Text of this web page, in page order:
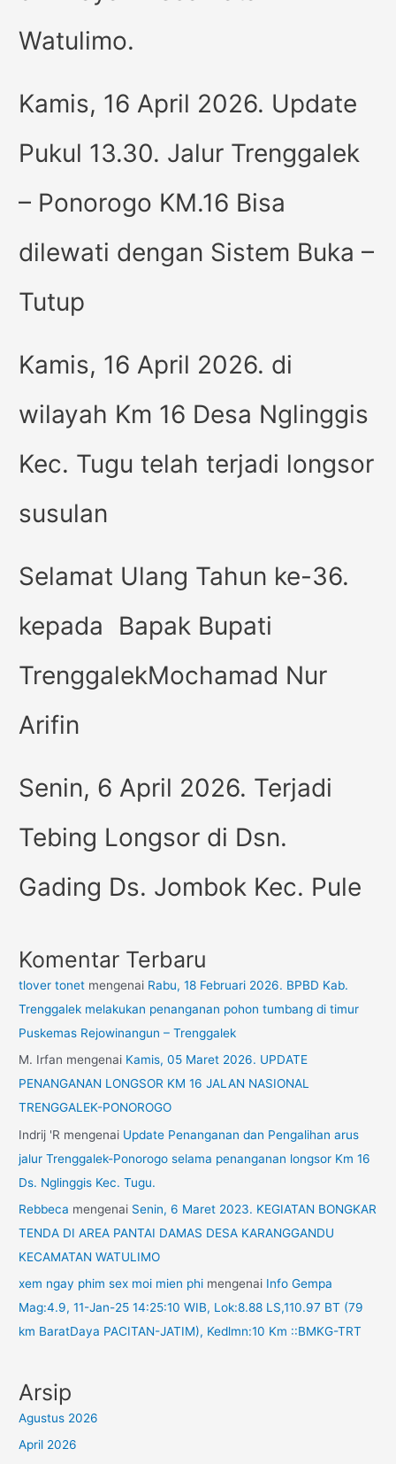
Watulimo.
Kamis, 16 April 2026. Update
Pukul 13.30. Jalur Trenggalek
– Ponorogo KM.16 Bisa
dilewati dengan Sistem Buka –
Tutup
Kamis, 16 April 2026. di
wilayah Km 16 Desa Nglinggis
Kec. Tugu telah terjadi longsor
susulan
Selamat Ulang Tahun ke-36.
kepada Bapak Bupati
TrenggalekMochamad Nur
Arifin
Senin, 6 April 2026. Terjadi
Tebing Longsor di Dsn.
Gading Ds. Jombok Kec. Pule
Komentar Terbaru
tlover tonet mengenai Rabu, 18 Februari 2026. BPBD Kab.
Trenggalek melakukan penanganan pohon tumbang di timur
Puskemas Rejowinangun – Trenggalek
M. Irfan mengenai Kamis, 05 Maret 2026. UPDATE
PENANGANAN LONGSOR KM 16 JALAN NASIONAL
TRENGGALEK-PONOROGO
Indrij 'R mengenai Update Penanganan dan Pengalihan arus
jalur Trenggalek-Ponorogo selama penanganan longsor Km 16
Ds. Nglinggis Kec. Tugu.
Rebbeca mengenai Senin, 6 Maret 2023. KEGIATAN BONGKAR
TENDA DI AREA PANTAI DAMAS DESA KARANGGANDU
KECAMATAN WATULIMO
xem ngay phim sex moi mien phi mengenai Info Gempa
Mag:4.9, 11-Jan-25 14:25:10 WIB, Lok:8.88 LS,110.97 BT (79
km BaratDaya PACITAN-JATIM), Kedlmn:10 Km ::BMKG-TRT
Arsip
Agustus 2026
April 2026